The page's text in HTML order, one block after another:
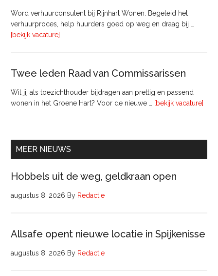
bij
Vastgoedmanagement
Word verhuurconsulent bij Rijnhart Wonen. Begeleid het
verhuurproces, help huurders goed op weg en draag bij …
[bekijk vacature]
Twee leden Raad van Commissarissen
Wil jij als toezichthouder bijdragen aan prettig en passend
wonen in het Groene Hart? Voor de nieuwe …
[bekijk vacature]
MEER NIEUWS
Hobbels uit de weg, geldkraan open
augustus 8, 2026 By Redactie
Allsafe opent nieuwe locatie in Spijkenisse
augustus 8, 2026 By Redactie